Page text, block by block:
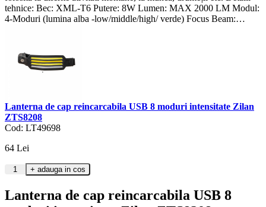
tehnice: Bec: XML-T6 Putere: 8W Lumen: MAX 2000 LM Modul:
4-Moduri (lumina alba -low/middle/high/ verde) Focus Beam:…
Lanterna de cap reincarcabila USB 8 moduri intensitate Zilan
ZTS8208
Cod: LT49698
64 Lei
Lanterna de cap reincarcabila USB 8